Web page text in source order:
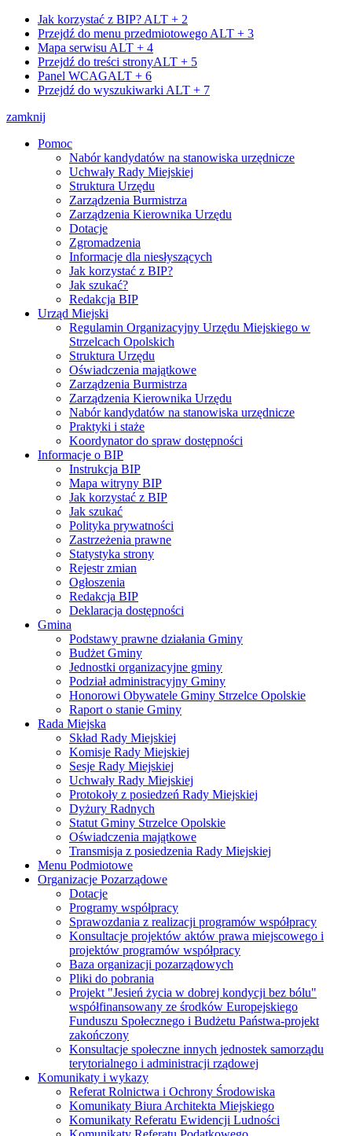
Jak korzystać z BIP? ALT + 2
Przejdź do menu przedmiotowego ALT + 3
Mapa serwisu ALT + 4
Przejdź do treści stronyALT + 5
Panel WCAGALT + 6
Przejdź do wyszukiwarki ALT + 7
zamknij
Pomoc
Nabór kandydatów na stanowiska urzędnicze
Uchwały Rady Miejskiej
Struktura Urzędu
Zarządzenia Burmistrza
Zarządzenia Kierownika Urzędu
Dotacje
Zgromadzenia
Informacje dla niesłyszących
Jak korzystać z BIP?
Jak szukać?
Redakcja BIP
Urząd Miejski
Regulamin Organizacyjny Urzędu Miejskiego w
Strzelcach Opolskich
Struktura Urzędu
Oświadczenia majątkowe
Zarządzenia Burmistrza
Zarządzenia Kierownika Urzędu
Nabór kandydatów na stanowiska urzędnicze
Praktyki i staże
Koordynator do spraw dostępności
Informacje o BIP
Instrukcja BIP
Mapa witryny BIP
Jak korzystać z BIP
Jak szukać
Polityka prywatności
Zastrzeżenia prawne
Statystyka strony
Rejestr zmian
Ogłoszenia
Redakcja BIP
Deklaracja dostępności
Gmina
Podstawy prawne działania Gminy
Budżet Gminy
Jednostki organizacyjne gminy
Podział administracyjny Gminy
Honorowi Obywatele Gminy Strzelce Opolskie
Raport o stanie Gminy
Rada Miejska
Skład Rady Miejskiej
Komisje Rady Miejskiej
Sesje Rady Miejskiej
Uchwały Rady Miejskiej
Protokoły z posiedzeń Rady Miejskiej
Dyżury Radnych
Statut Gminy Strzelce Opolskie
Oświadczenia majątkowe
Transmisja z posiedzenia Rady Miejskiej
Menu Podmiotowe
Organizacje Pozarządowe
Dotacje
Programy współpracy
Sprawozdania z realizacji programów współpracy
Konsultacje projektów aktów prawa miejscowego i
projektów programów współpracy
Baza organizacji pozarządowych
Pliki do pobrania
Projekt "Jesień życia w dobrej kondycji bez bólu"
współfinansowany ze środków Europejskiego
Funduszu Społecznego i Budżetu Państwa-projekt
zakończony
Konsultacje społeczne innych jednostek samorządu
terytorialnego i administracji rządowej
Komunikaty i wykazy
Referat Rolnictwa i Ochrony Środowiska
Komunikaty Biura Architekta Miejskiego
Komunikaty Referatu Ewidencji Ludności